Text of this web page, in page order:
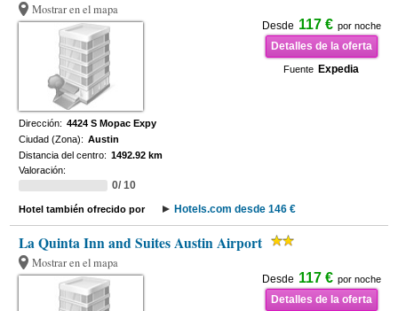
Mostrar en el mapa
Desde 117 € por noche
Detalles de la oferta
Fuente Expedia
Dirección: 4424 S Mopac Expy
Ciudad (Zona): Austin
Distancia del centro: 1492.92 km
Valoración:
0/ 10
Hotel también ofrecido por Hotels.com desde 146 €
La Quinta Inn and Suites Austin Airport
Mostrar en el mapa
Desde 117 € por noche
Detalles de la oferta